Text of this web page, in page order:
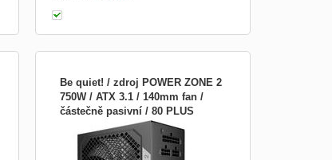
Be quiet! / zdroj POWER ZONE 2
750W / ATX 3.1 / 140mm fan /
částečně pasivní / 80 PLUS
Platinum BP006EU
POZOR: Nezapomen korektne vyplnit
Typ, Vyrobce a PodTyp na zalozce
Detail...